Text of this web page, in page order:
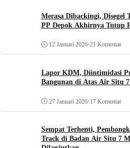
Merasa Dibackingi, Disegel
PP Depok Akhirnya Tutup
12 Januari 2026•21 Komentar
Lapor KDM, Diintimidasi
Bangunan di Atas Air Situ
27 Januari 2026•17 Komentar
Sempat Terhenti,
Track di Badan Air Situ 7